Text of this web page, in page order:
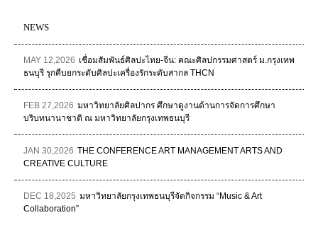
NEWS
MAY 12,2026 เชื่อมสัมพันธ์ศิลปะไทย-จีน: คณะศิลปกรรมศาสตร์ ม.กรุงเทพ
ธนบุรี รุกคืบยกระดับศิลปะเครื่องรักระดับสากล THCN
FEB 27,2026 มหาวิทยาลัยศิลปากร ศึกษาดูงานด้านการจัดการศึกษา
บริบทนานาชาติ ณ มหาวิทยาลัยกรุงเทพธนบุรี
JAN 30,2026 THE CONFERENCE ART MANAGEMENT ARTS AND
CREATIVE CULTURE
DEC 18,2025 มหาวิทยาลัยกรุงเทพธนบุรีจัดกิจกรรม “Music & Art
Collaboration”